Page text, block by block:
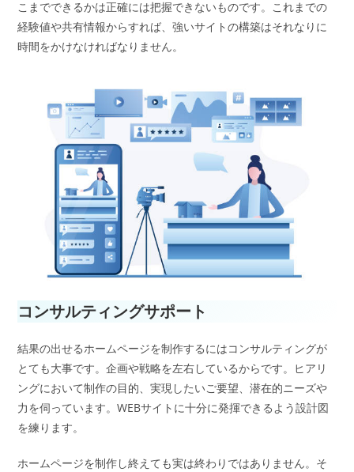
こまでできるかは正確には把握できないものです。これまでの
経験値や共有情報からすれば、強いサイトの構築はそれなりに
時間をかけなければなりません。
コンサルティングサポート
結果の出せるホームページを制作するにはコンサルティングが
とても大事です。企画や戦略を左右しているからです。ヒアリ
ングにおいて制作の目的、実現したいご要望、潜在的ニーズや
力を伺っています。WEBサイトに十分に発揮できるよう設計図
を練ります。
ホームページを制作し終えても実は終わりではありません。そ